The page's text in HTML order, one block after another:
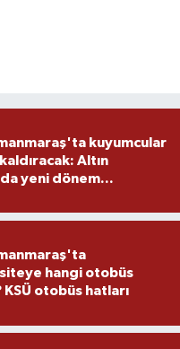
kuyumcular
Altın
yeni dönem...
hangi otobüs
otobüs hatları